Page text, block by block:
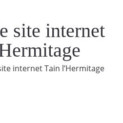
site internet
internet Tain l’Hermitage